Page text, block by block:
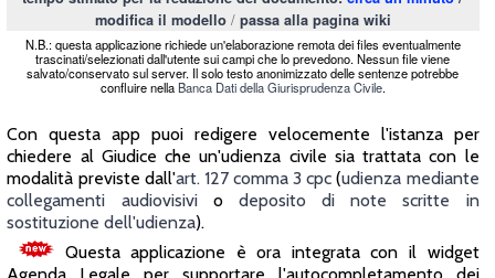
modifica il modello/ passa alla pagina wiki
N.B.: questa applicazione richiede un'elaborazione remota dei files eventualmente
trascinati/selezionati dall'utente sui campi che lo prevedono. Nessun file viene
salvato/conservato sul server. Il solo testo anonimizzato delle sentenze potrebbe
confluire nellaBanca Dati della Giurisprudenza Civile.
Con questa app puoi redigere velocemente l'istanza per
chiedere al Giudice che un'udienza civile sia trattata con le
modalità previste dall'art. 127 comma 3 cpc (udienza mediante
collegamenti audiovisivio deposito di note scritte in
sostituzione dell'udienza).
Questa applicazione è ora integrata con il widget